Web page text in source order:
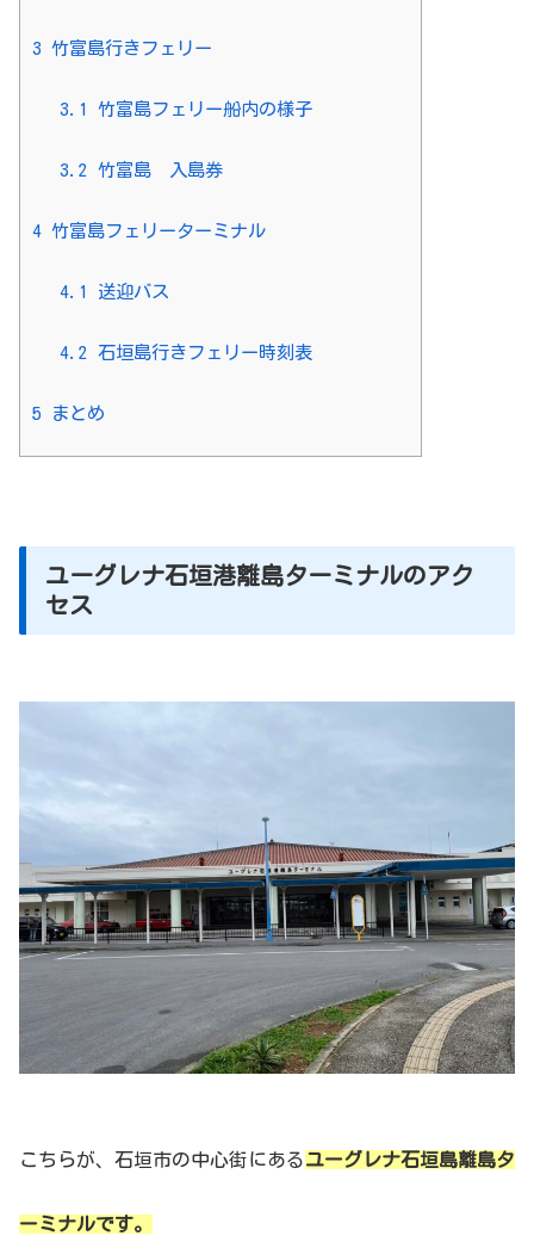
3 竹富島行きフェリー
3.1 竹富島フェリー船内の様子
3.2 竹富島 入島券
4 竹富島フェリーターミナル
4.1 送迎バス
4.2 石垣島行きフェリー時刻表
5 まとめ
ユーグレナ石垣港離島ターミナルのアク
セス
こちらが、石垣市の中心街にあるユーグレナ石垣島離島タ
ーミナルです。